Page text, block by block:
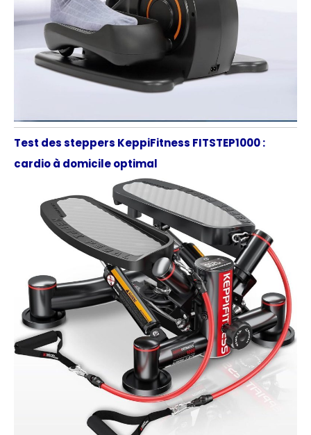
Test des steppers KeppiFitness FITSTEP1000 :
cardio à domicile optimal